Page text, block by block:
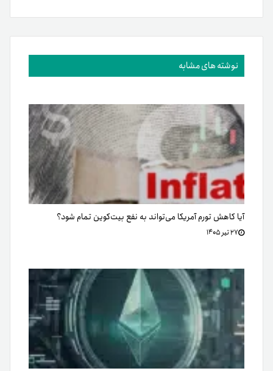
نوشته های مشابه
آیا کاهش تورم آمریکا می‌تواند به نفع بیت‌کوین تمام شود؟
۲۷ تیر ۱۴۰۵